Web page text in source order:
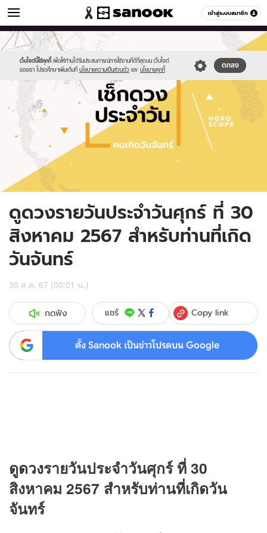
เข้าสู่ระบบสมาชิก
ดูดวง หมวดอื่นๆ
เว็บไซต์นี้ใช้คุกกี้ เพื่อให้ท่านได้รับประสบการณ์การใช้งานที่ดีที่สุดบน เว็บไซต์
ของเรา โปรดศึกษาเพิ่มเติมที่ นโยบายความเป็นส่วนตัว และ นโยบายคุกกี้
ตกลง
Sanook
//s.isanook.com/sr/0/images/logo-
new-
sanook.png
600
60
//s.isanook.com/ho/0/ud/fxd/day/daily-
horoscope-
monday.jpg
ดูดวงรายวันประจำวันศุกร์ ที่ 30
สิงหาคม 2567 สำหรับท่านที่เกิด
วันจันทร์
30 ส.ค. 67 (00:01 น.)
กดฟัง แชร์ Copy link
ตั้ง Sanook เป็นข่าวโปรดบน Google
ดูดวงรายวันประจำวันศุกร์ ที่ 30
สิงหาคม 2567 สำหรับท่านที่เกิดวัน
จันทร์